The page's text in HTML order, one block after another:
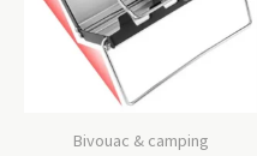
Bivouac & camping